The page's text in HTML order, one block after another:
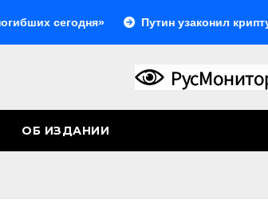
Путин узаконил крипту,
ОБ ИЗДАНИИ